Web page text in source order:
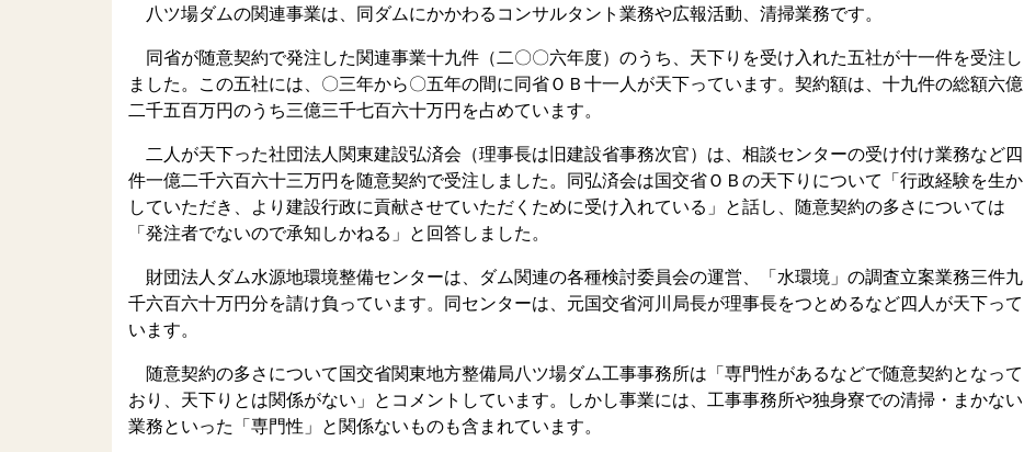
八ツ場ダムの関連事業は、同ダムにかかわるコンサルタント業務や広報活動、清掃業務です。
同省が随意契約で発注した関連事業十九件（二〇〇六年度）のうち、天下りを受け入れた五社が十一件を受注し
ました。この五社には、〇三年から〇五年の間に同省ＯＢ十一人が天下っています。契約額は、十九件の総額六億
二千五百万円のうち三億三千七百六十万円を占めています。
二人が天下った社団法人関東建設弘済会（理事長は旧建設省事務次官）は、相談センターの受け付け業務など四
件一億二千六百六十三万円を随意契約で受注しました。同弘済会は国交省ＯＢの天下りについて「行政経験を生か
していただき、より建設行政に貢献させていただくために受け入れている」と話し、随意契約の多さについては
「発注者でないので承知しかねる」と回答しました。
財団法人ダム水源地環境整備センターは、ダム関連の各種検討委員会の運営、「水環境」の調査立案業務三件九
千六百六十万円分を請け負っています。同センターは、元国交省河川局長が理事長をつとめるなど四人が天下って
います。
随意契約の多さについて国交省関東地方整備局八ツ場ダム工事事務所は「専門性があるなどで随意契約となって
おり、天下りとは関係がない」とコメントしています。しかし事業には、工事事務所や独身寮での清掃・まかない
業務といった「専門性」と関係ないものも含まれています。